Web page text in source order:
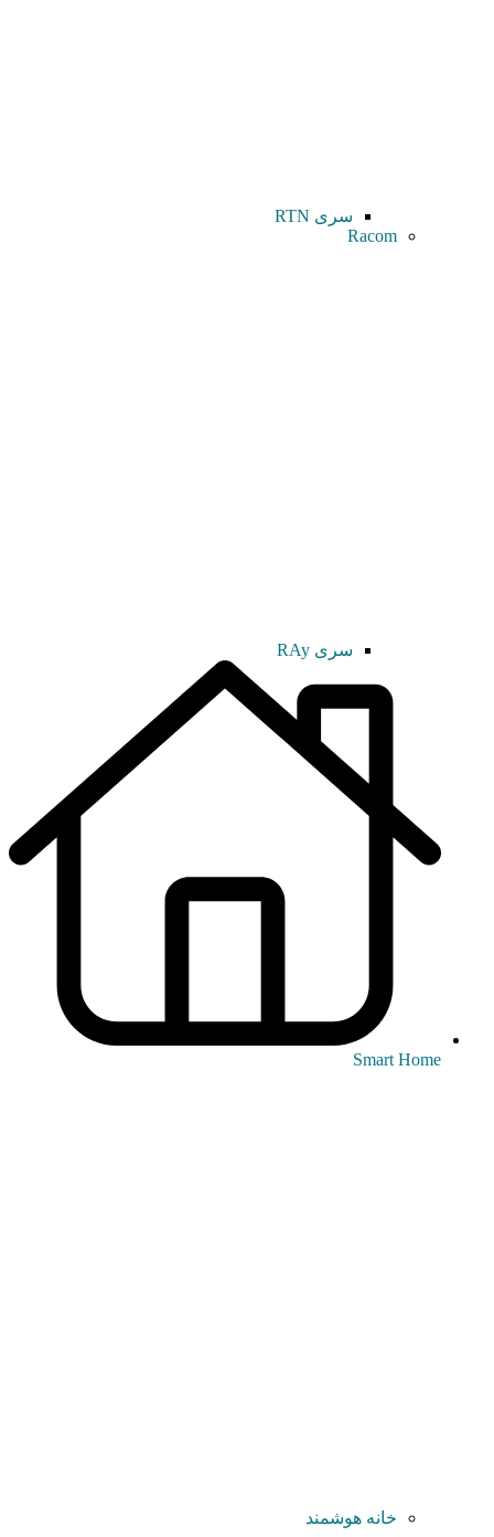
سری RTN
Racom
سری RAy
Smart Home
خانه هوشمند